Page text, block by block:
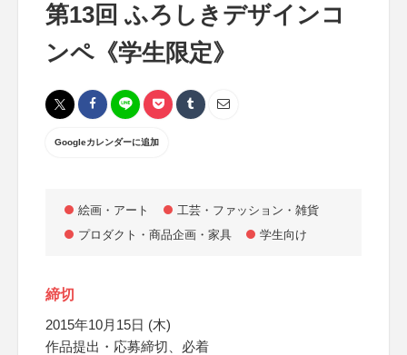
第13回 ふろしきデザインコ
ンペ《学生限定》
Googleカレンダーに追加
絵画・アート
工芸・ファッション・雑貨
プロダクト・商品企画・家具
学生向け
締切
2015年10月15日 (木)
作品提出・応募締切、必着